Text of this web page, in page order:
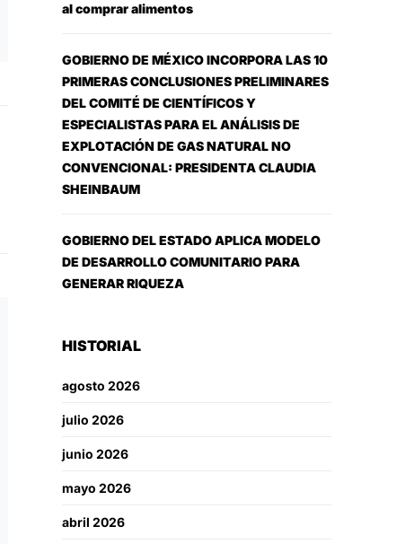
al comprar alimentos
GOBIERNO DE MÉXICO INCORPORA LAS 10
PRIMERAS CONCLUSIONES PRELIMINARES
DEL COMITÉ DE CIENTÍFICOS Y
ESPECIALISTAS PARA EL ANÁLISIS DE
EXPLOTACIÓN DE GAS NATURAL NO
CONVENCIONAL: PRESIDENTA CLAUDIA
SHEINBAUM
GOBIERNO DEL ESTADO APLICA MODELO
DE DESARROLLO COMUNITARIO PARA
GENERAR RIQUEZA
HISTORIAL
agosto 2026
julio 2026
junio 2026
mayo 2026
abril 2026